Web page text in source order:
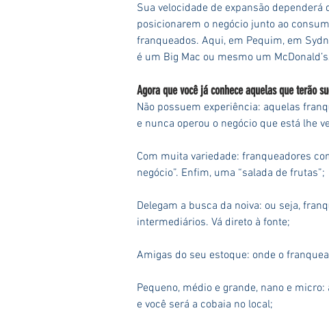
Sua velocidade de expansão
posicionarem o negócio junto ao
franqueados. Aqui, em Pequim, em
é um Big Mac ou mesmo um
Agora que você já conhece aquelas que terão
Não possuem experiência: aquelas
e nunca operou o negócio que está lhe
Com muita variedade: franqueadores
negócio”. Enfim, uma “salada de frutas”;
Delegam a busca da noiva: ou seja,
intermediários. Vá direto à fonte;
Amigas do seu estoque: onde o
Pequeno, médio e grande, nano e
e você será a cobaia no local;